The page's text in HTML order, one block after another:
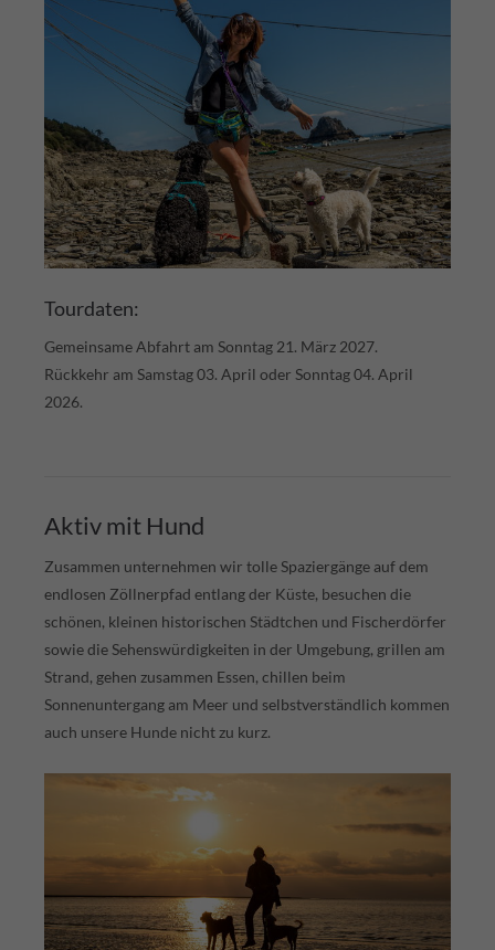
Tourdaten:
Gemeinsame Abfahrt am Sonntag 21. März 2027.
Rückkehr am Samstag 03. April oder Sonntag 04. April
2026.
Aktiv mit Hund
Zusammen unternehmen wir tolle Spaziergänge auf dem
endlosen Zöllnerpfad entlang der Küste, besuchen die
schönen, kleinen historischen Städtchen und Fischerdörfer
sowie die Sehenswürdigkeiten in der Umgebung, grillen am
Strand, gehen zusammen Essen, chillen beim
Sonnenuntergang am Meer und selbst­verständlich kommen
auch unsere Hunde nicht zu kurz.